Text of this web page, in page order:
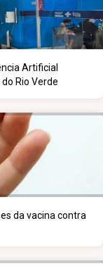
Artificial
Rio Verde
da vacina contra